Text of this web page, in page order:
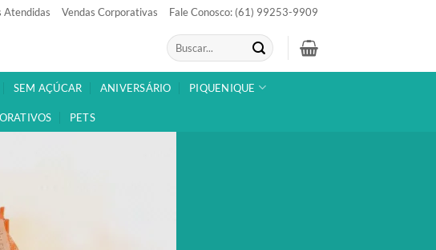
Atendidas Vendas Corporativas Fale Conosco: (61) 99253-9909
Pesquisar
por:
SEM AÇÚCAR ANIVERSÁRIO PIQUENIQUE
PETS